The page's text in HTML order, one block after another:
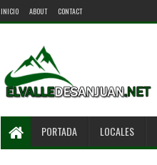
INICIO ABOUT CONTACT
PORTADA LOCALES